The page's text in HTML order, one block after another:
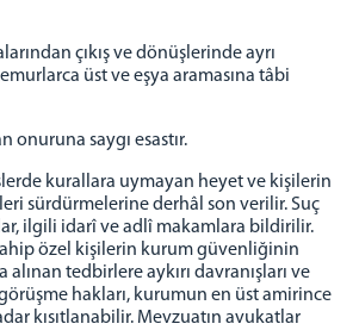
çıkış ve dönüşlerinde ayrı
üst ve eşya aramasına tâbi
onuruna saygı esastır.
kurallara uymayan heyet ve kişilerin
sürdürmelerine derhâl son verilir. Suç
ilgili idarî ve adlî makamlara bildirilir.
özel kişilerin kurum güvenliğinin
alınan tedbirlere aykırı davranışları ve
hakları, kurumun en üst amirince
kısıtlanabilir. Mevzuatın avukatlar